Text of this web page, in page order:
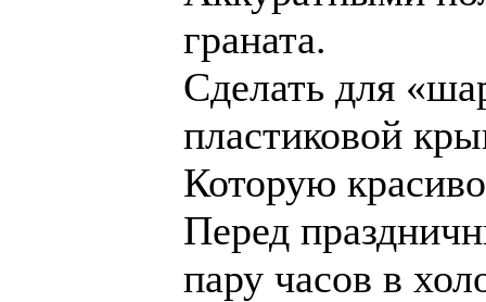
граната.
Сделать для
пластиковой
Которую
Перед
пару часов в